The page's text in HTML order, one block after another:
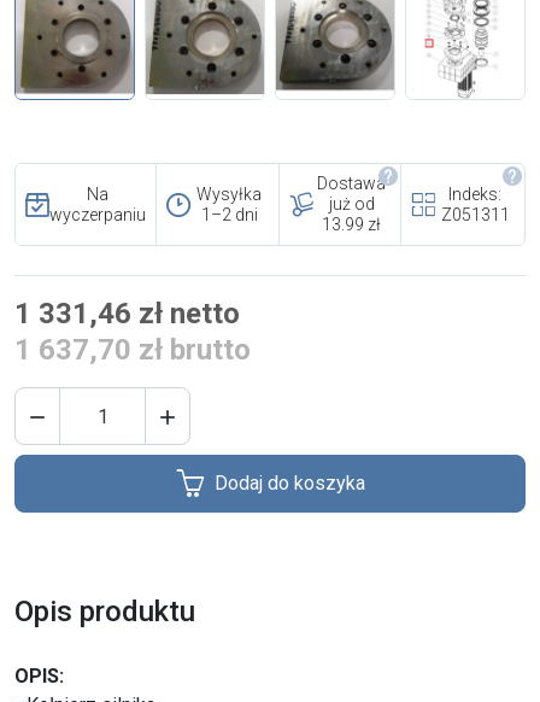
i cookies
Skontaktuj się z nami
Polecany artykuł
urządzeń dla przetwórstwa
mięsnego
Na
wyczerpaniu
Wysyłka
1–2 dni
Dostawa
już od
13.99 zł
Indeks:
Z051311
1 331,46 zł netto
1 637,70 zł brutto
 
Dodaj do koszyka
Opis produktu
OPIS: